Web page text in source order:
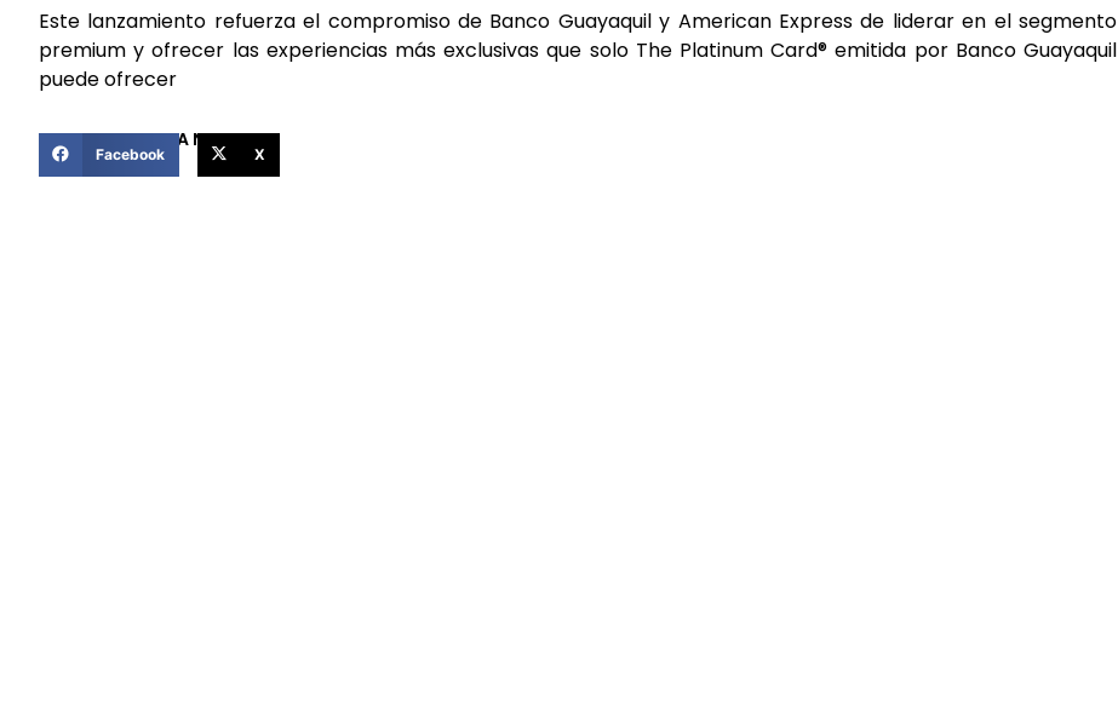
Este lanzamiento refuerza el compromiso de Banco Guayaquil y American Express de liderar en el segmento
premium y ofrecer las experiencias más exclusivas que solo The Platinum Card® emitida por Banco Guayaquil
puede ofrecer
COMPARTIR ESTA NOTICIA
Facebook X